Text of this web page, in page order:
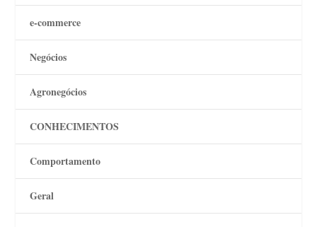
e-commerce
Negócios
Agronegócios
CONHECIMENTOS
Comportamento
Geral